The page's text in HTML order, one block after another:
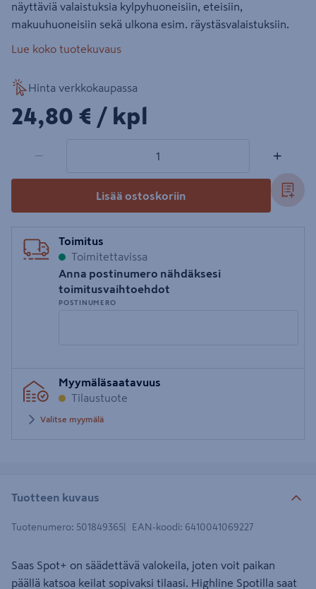
näyttäviä valaistuksia kylpyhuoneisiin, eteisiin,
makuuhuoneisiin sekä ulkona esim. räystäsvalaistuksiin.
Lue koko tuotekuvaus
Hinta verkkokaupassa
24,80€/kpl
24,80 € / kpl
− +
Lisää ostoskoriin
Toimitus
Toimitettavissa
Anna postinumero nähdäksesi
toimitusvaihtoehdot
POSTINUMERO
postinumero
Myymäläsaatavuus
Tilaustuote
Valitse myymälä
Tuotteen kuvaus
Tuotenumero: 501849365 EAN-koodi: 6410041069227
Saas Spot+ on säädettävä valokeila, joten voit paikan
päällä katsoa keilat sopivaksi tilaasi. Highline Spotilla saat